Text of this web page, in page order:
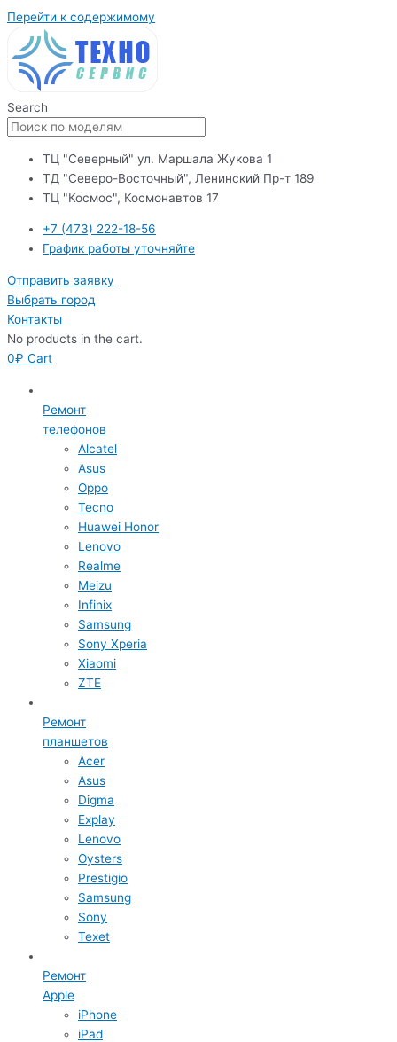
Перейти к содержимому
Search
ТЦ "Северный" ул. Маршала Жукова 1
ТД "Северо-Восточный", Ленинский Пр-т 189
ТЦ "Космос", Космонавтов 17
+7 (473) 222-18-56
График работы уточняйте
Отправить заявку
Выбрать город
Контакты
No products in the cart.
0₽ Cart
Ремонт
телефонов
Alcatel
Asus
Oppo
Tecno
Huawei Honor
Lenovo
Realme
Meizu
Infinix
Samsung
Sony Xperia
Xiaomi
ZTE
Ремонт
планшетов
Acer
Asus
Digma
Explay
Lenovo
Oysters
Prestigio
Samsung
Sony
Texet
Ремонт
Apple
iPhone
iPad